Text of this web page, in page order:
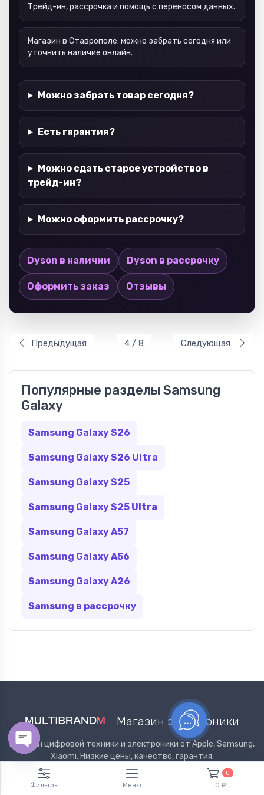
Трейд-ин, рассрочка и помощь с переносом данных.
Магазин в Ставрополе: можно забрать сегодня или
уточнить наличие онлайн.
Можно забрать товар сегодня?
Есть гарантия?
Можно сдать старое устройство в
трейд-ин?
Можно оформить рассрочку?
Dyson в наличии Dyson в рассрочку
Оформить заказ Отзывы
Предыдущая 4 / 8 Следующая
Популярные разделы Samsung
Galaxy
Samsung Galaxy S26
Samsung Galaxy S26 Ultra
Samsung Galaxy S25
Samsung Galaxy S25 Ultra
Samsung Galaxy A57
Samsung Galaxy A56
Samsung Galaxy A26
Samsung в рассрочку
Магазин электроники
Магазин цифровой техники и электроники от Apple, Samsung,
Xiaomi. Низкие цены, качество, гарантия.
Фильтры Меню
0
0 ₽
Open chaty